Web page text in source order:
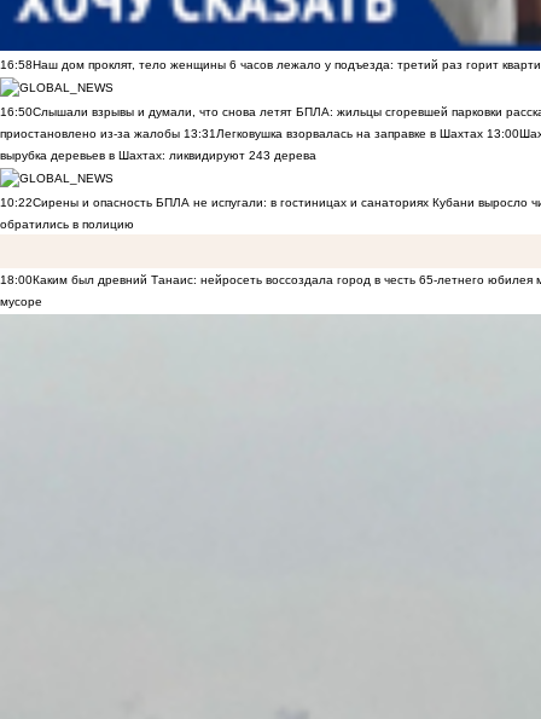
16:58Наш дом проклят, тело женщины 6 часов лежало у подъезда: третий раз горит
16:50Слышали взрывы и думали, что снова летят БПЛА: жильцы сгоревшей парковки
приостановлено из-за жалобы 13:31 Легковушка взорвалась на заправке в Шахтах 13:00
вырубка деревьев в Шахтах: ликвидируют 243 дерева
10:22Сирены и опасность БПЛА не испугали: в гостиницах и санаториях Кубани выросло
обратились в полицию
18:00Каким был древний Танаис: нейросеть воссоздала город в честь 65-летнего юбилея
мусоре